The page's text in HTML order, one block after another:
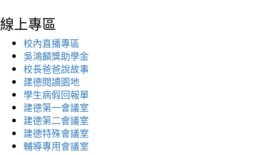
線上專區
校內直播專區
吳鴻麟獎助學金
校長爸爸說故事
建德閱讀園地
學生病假回報單
建德第一會議室
建德第二會議室
建德特殊會議室
輔導專用會議室